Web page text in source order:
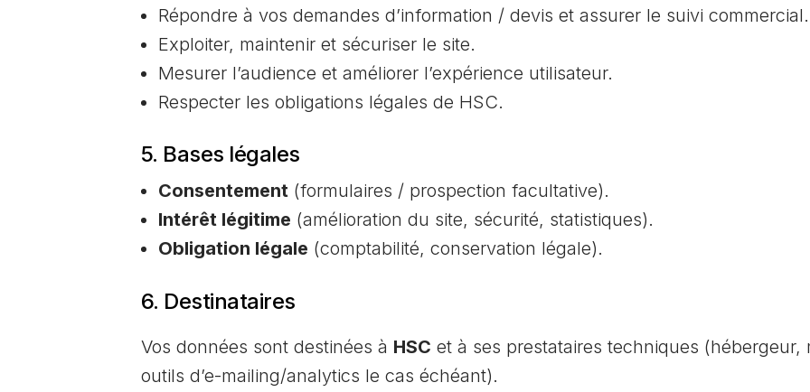
Répondre à vos demandes d’information / devis et assurer le suivi commercial.
Exploiter, maintenir et sécuriser le site.
Mesurer l’audience et améliorer l’expérience utilisateur.
Respecter les obligations légales de HSC.
5. Bases légales
Consentement(formulaires / prospection facultative).
Intérêt légitime (amélioration du site, sécurité, statistiques).
Obligation légale (comptabilité, conservation légale).
6. Destinataires
Vos données sont destinées à HSC et à ses prestataires techniques (hébergeur,
outils d’e-mailing/analytics le cas échéant).